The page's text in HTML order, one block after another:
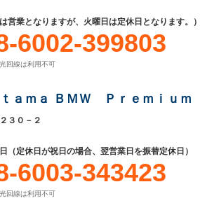
営業となりますが、火曜日は定休日となります。
6002-399803
回線は利用不可
ａｍａ ＢＭＷ Ｐｒｅｍｉｕ
３０－２
（定休日が祝日の場合、翌営業日を振替定休日）
6003-343423
回線は利用不可